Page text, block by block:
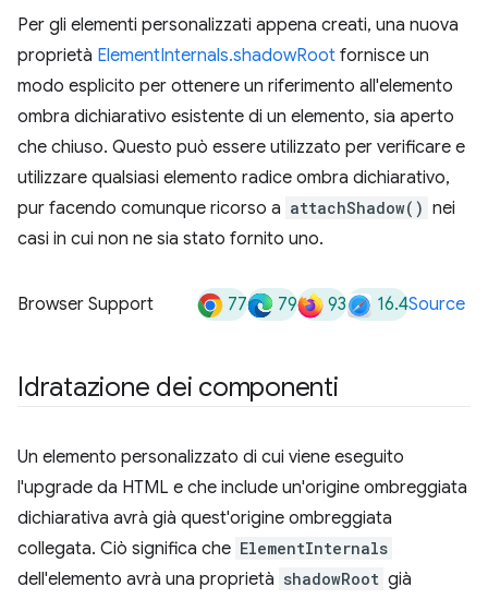
Per gli elementi personalizzati appena creati, una nuova
proprietà ElementInternals.shadowRoot fornisce un
modo esplicito per ottenere un riferimento all'elemento
ombra dichiarativo esistente di un elemento, sia aperto
che chiuso. Questo può essere utilizzato per verificare e
utilizzare qualsiasi elemento radice ombra dichiarativo,
pur facendo comunque ricorso a attachShadow() nei
casi in cui non ne sia stato fornito uno.
Browser Support 77 79 93 16.4Source
Idratazione dei componenti
Un elemento personalizzato di cui viene eseguito
l'upgrade da HTML e che include un'origine ombreggiata
dichiarativa avrà già quest'origine ombreggiata
collegata. Ciò significa che ElementInternals
dell'elemento avrà una proprietà shadowRoot già